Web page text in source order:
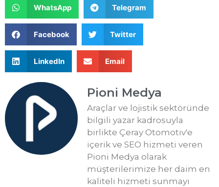
WhatsApp Telegram
Facebook Twitter
LinkedIn Email
Pioni Medya
Araçlar ve lojistik sektöründe
bilgili yazar kadrosuyla
birlikte Çeray Otomotiv'e
içerik ve SEO hizmeti veren
Pioni Medya olarak
müşterilerimize her daim en
kaliteli hizmeti sunmayı